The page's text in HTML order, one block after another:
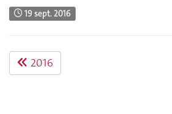
19 sept. 2016
2016